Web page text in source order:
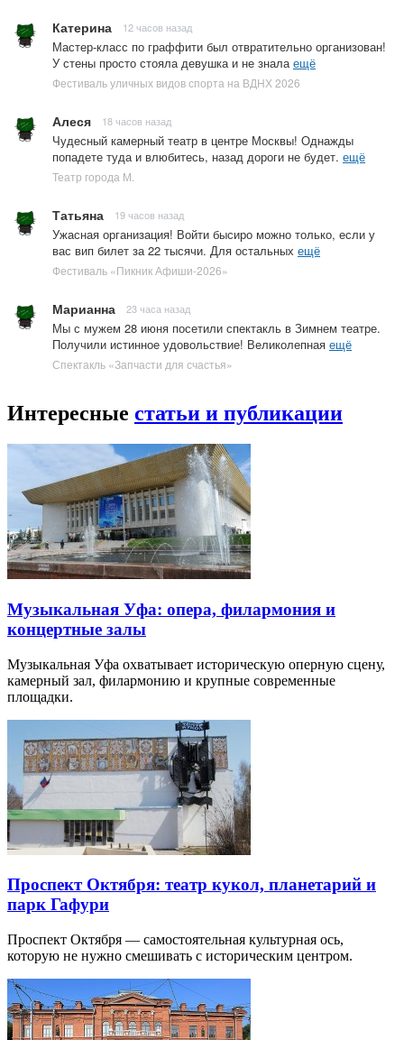
Катерина 12 часов назад
Мастер-класс по граффити был отвратительно организован!
У стены просто стояла девушка и не зналаещё
Фестиваль уличных видов спорта на ВДНХ 2026
Алеся 18 часов назад
Чудесный камерный театр в центре Москвы! Однажды
попадете туда и влюбитесь, назад дороги не будет. ещё
Театр города М.
Татьяна 19 часов назад
Ужасная организация! Войти бысиро можно только, если у
вас вип билет за 22 тысячи. Для остальных ещё
Фестиваль «Пикник Афиши-2026»
Марианна 23 часа назад
Мы с мужем 28 июня посетили спектакль в Зимнем театре.
Получили истинное удовольствие! Великолепная ещё
Спектакль «Запчасти для счастья»
Интересные статьи и публикации
Музыкальная Уфа: опера, филармония и
концертные залы
Музыкальная Уфа охватывает историческую оперную сцену,
камерный зал, филармонию и крупные современные
площадки.
Проспект Октября: театр кукол, планетарий и
парк Гафури
Проспект Октября — самостоятельная культурная ось,
которую не нужно смешивать с историческим центром.